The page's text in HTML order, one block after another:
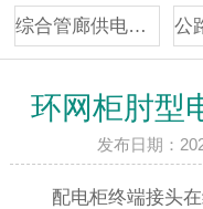
综合管廊供电照明
环网柜肘型
发布日期：
配电柜终端接头